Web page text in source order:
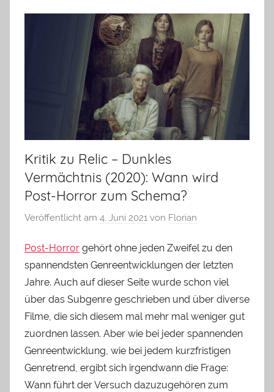
Kritik zu Relic – Dunkles
Vermächtnis (2020): Wann wird
Post-Horror zum Schema?
Veröffentlicht am 4. Juni 2021 von Florian
Post-Horror gehört ohne jeden Zweifel zu den
spannendsten Genreentwicklungen der letzten
Jahre. Auch auf dieser Seite wurde schon viel
über das Subgenre geschrieben und über diverse
Filme, die sich diesem mal mehr mal weniger gut
zuordnen lassen. Aber wie bei jeder spannenden
Genreentwicklung, wie bei jedem kurzfristigen
Genretrend, ergibt sich irgendwann die Frage:
Wann führt der Versuch dazuzugehören zum